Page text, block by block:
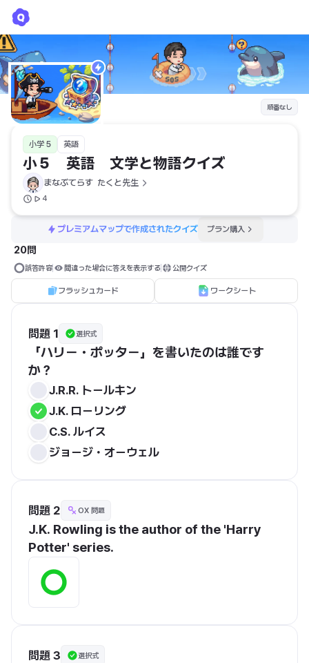
順番なし
小学 5 英語
小５　英語　文学と物語クイズ
まなぶてらす  たくと先生
4
プレミアムマップで作成されたクイズ プラン購入
20問
誤答許容 間違った場合に答えを表示する 公開クイズ
フラッシュカード ワークシート
問題 1 選択式
「ハリー・ポッター」を書いたのは誰です
か？
J.R.R. トールキン
J.K. ローリング
C.S. ルイス
ジョージ・オーウェル
問題 2 OX 問題
J.K. Rowling is the author of the 'Harry
Potter' series.
問題 3 選択式